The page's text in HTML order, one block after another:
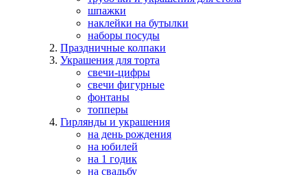
шпажки
наклейки на бутылки
наборы посуды
Праздничные колпаки
Украшения для торта
свечи-цифры
свечи фигурные
фонтаны
топперы
Гирлянды и украшения
на день рождения
на юбилей
на 1 годик
на свадьбу